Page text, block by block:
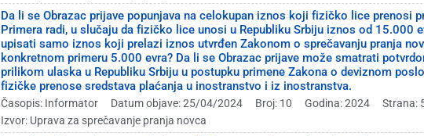
Da li se Obrazac prijave popunjava na celokupan iznos koji fizičko lice prenosi
Primera radi, u slučaju da fizičko lice unosi u Republiku Srbiju iznos od 15.000
upisati samo iznos koji prelazi iznos utvrđen Zakonom o sprečavanju pranja
konkretnom primeru 5.000 evra? Da li se Obrazac prijave može smatrati
prilikom ulaska u Republiku Srbiju u postupku primene Zakona o deviznom
fizičke prenose sredstava plaćanja u inostranstvo i iz inostranstva.
Časopis: Informator Datum objave: 25/04/2024 Broj: 10 Godina: 2024 Strana:
Izvor: Uprava za sprečavanje pranja novca